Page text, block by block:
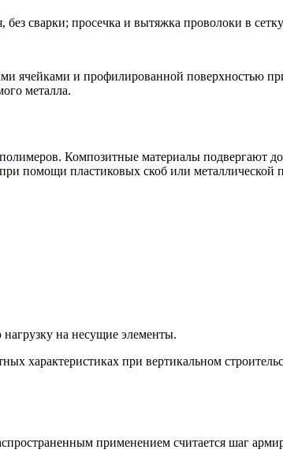
сварки; просечка и вытяжка проволоки в
ячейками и профилированной поверхностью
металла.
Композитные материалы подвергают
при помощи пластиковых скоб или металлической
нагрузку на несущие элементы.
характеристиках при вертикальном
применением считается шаг